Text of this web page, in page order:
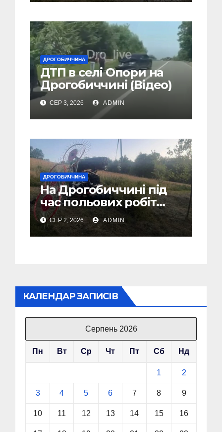
ДРОГОБИЧЧИНА
ДТП в селі Опори на
Дрогобиччині (Відео)
СЕР 3, 2026 ADMIN
ДРОГОБИЧЧИНА
На Дрогобиччині під
час польових робіт
загинув тракторист
СЕР 2, 2026 ADMIN
КАЛЕНДАР ЗАПИСІВ
Серпень 2026
Пн Вт Ср Чт Пт Сб Нд
1 2
3 4 5 6 7 8 9
10 11 12 13 14 15 16